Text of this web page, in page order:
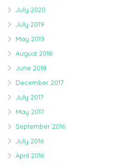
July 2020
July 2019
May 2019
August 2018
June 2018
December 2017
July 2017
May 2017
September 2016
July 2016
April 2016